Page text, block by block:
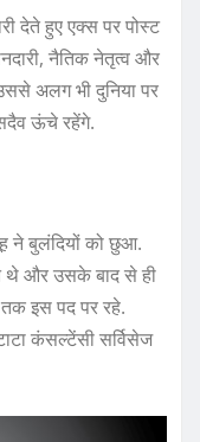
देते हुए एक्‍स पर पोस्‍ट
नैतिक नेतृत्व और
अलग भी दुनिया पर
ऊंचे रहेंगे.
ने बुलंदियों को छुआ.
थे और उसके बाद से ही
इस पद पर रहे.
कंसल्‍टेंसी सर्विसेज